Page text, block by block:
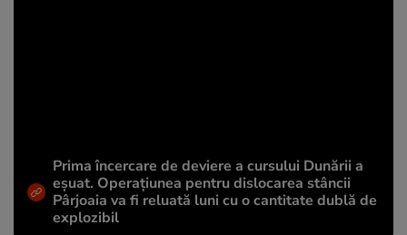
Prima încercare de deviere a cursului Dunării a
eșuat. Operațiunea pentru dislocarea stâncii
Pârjoaia va fi reluată luni cu o cantitate dublă de
explozibil